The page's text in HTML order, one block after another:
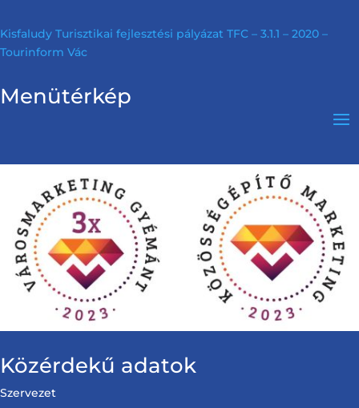
Kisfaludy Turisztikai fejlesztési pályázat TFC – 3.1.1 – 2020 –
Tourinform Vác
Menütérkép
Közérdekű adatok
Szervezet